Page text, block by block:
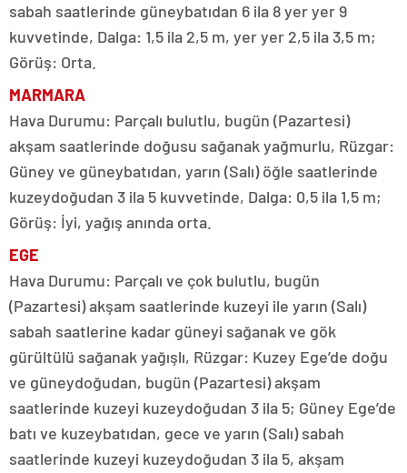
sabah saatlerinde güneybatıdan 6 ila 8 yer yer 9
kuvvetinde, Dalga: 1,5 ila 2,5 m, yer yer 2,5 ila 3,5 m;
Görüş: Orta.
MARMARA
Hava Durumu: Parçalı bulutlu, bugün (Pazartesi)
akşam saatlerinde doğusu sağanak yağmurlu, Rüzgar:
Güney ve güneybatıdan, yarın (Salı) öğle saatlerinde
kuzeydoğudan 3 ila 5 kuvvetinde, Dalga: 0,5 ila 1,5 m;
Görüş: İyi, yağış anında orta.
EGE
Hava Durumu: Parçalı ve çok bulutlu, bugün
(Pazartesi) akşam saatlerinde kuzeyi ile yarın (Salı)
sabah saatlerine kadar güneyi sağanak ve gök
gürültülü sağanak yağışlı, Rüzgar: Kuzey Ege’de doğu
ve güneydoğudan, bugün (Pazartesi) akşam
saatlerinde kuzeyi kuzeydoğudan 3 ila 5; Güney Ege’de
batı ve kuzeybatıdan, gece ve yarın (Salı) sabah
saatlerinde kuzeyi kuzeydoğudan 3 ila 5, akşam